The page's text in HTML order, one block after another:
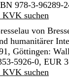
978-3-96289-
KVK suchen
von
humanitärer
Göttingen:
5926-0, EUR
KVK suchen